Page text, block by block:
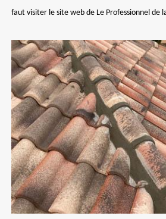
faut visiter le site web de Le Professionnel de